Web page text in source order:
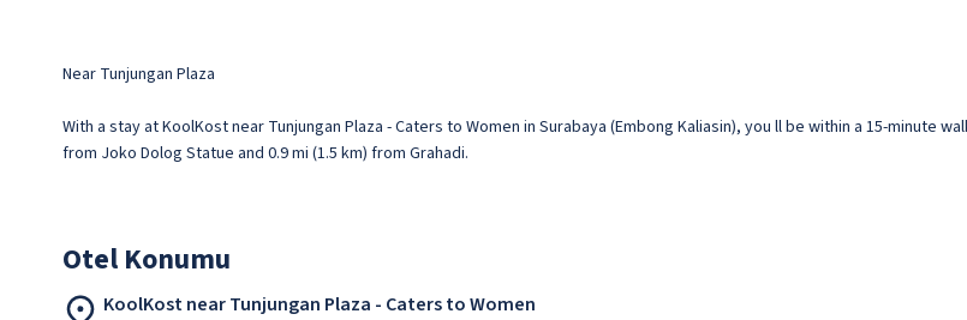
Near Tunjungan Plaza
With a stay at KoolKost near Tunjungan Plaza - Caters to Women in Surabaya (Embong Kaliasin), you ll be within a 15-minute
from Joko Dolog Statue and 0.9 mi (1.5 km) from Grahadi.
Otel Konumu
KoolKost near Tunjungan Plaza - Caters to Women